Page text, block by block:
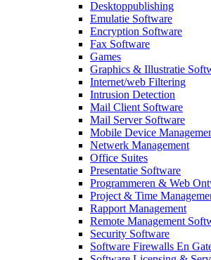
Desktoppublishing
Emulatie Software
Encryption Software
Fax Software
Games
Graphics & Illustratie
Internet/web Filtering
Intrusion Detection
Mail Client Software
Mail Server Software
Mobile Device
Netwerk Management
Office Suites
Presentatie Software
Programmeren & Web
Project & Time
Rapport Management
Remote Management
Security Software
Software Firewalls En